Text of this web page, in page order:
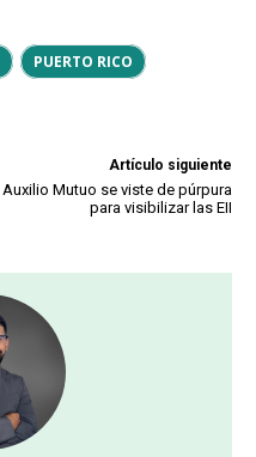
PUERTO RICO
Artículo siguiente
Auxilio Mutuo se viste de púrpura
para visibilizar las EII